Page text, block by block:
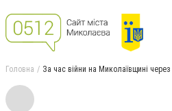
Головна За час війни на Миколаївщині